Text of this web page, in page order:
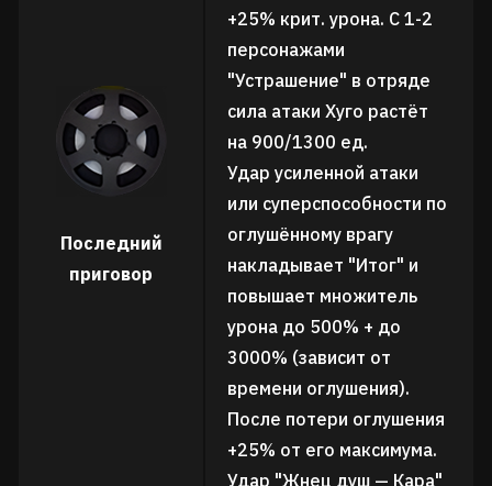
Последний
приговор
+25% крит. урона. С 1-2
персонажами
"Устрашение" в отряде
сила атаки Хуго растёт
на 900/1300 ед.
Удар усиленной атаки
или суперспособности по
оглушённому врагу
накладывает "Итог" и
повышает множитель
урона до 500% + до
3000% (зависит от
времени оглушения).
После потери оглушения
+25% от его максимума.
Удар "Жнец душ — Кара"